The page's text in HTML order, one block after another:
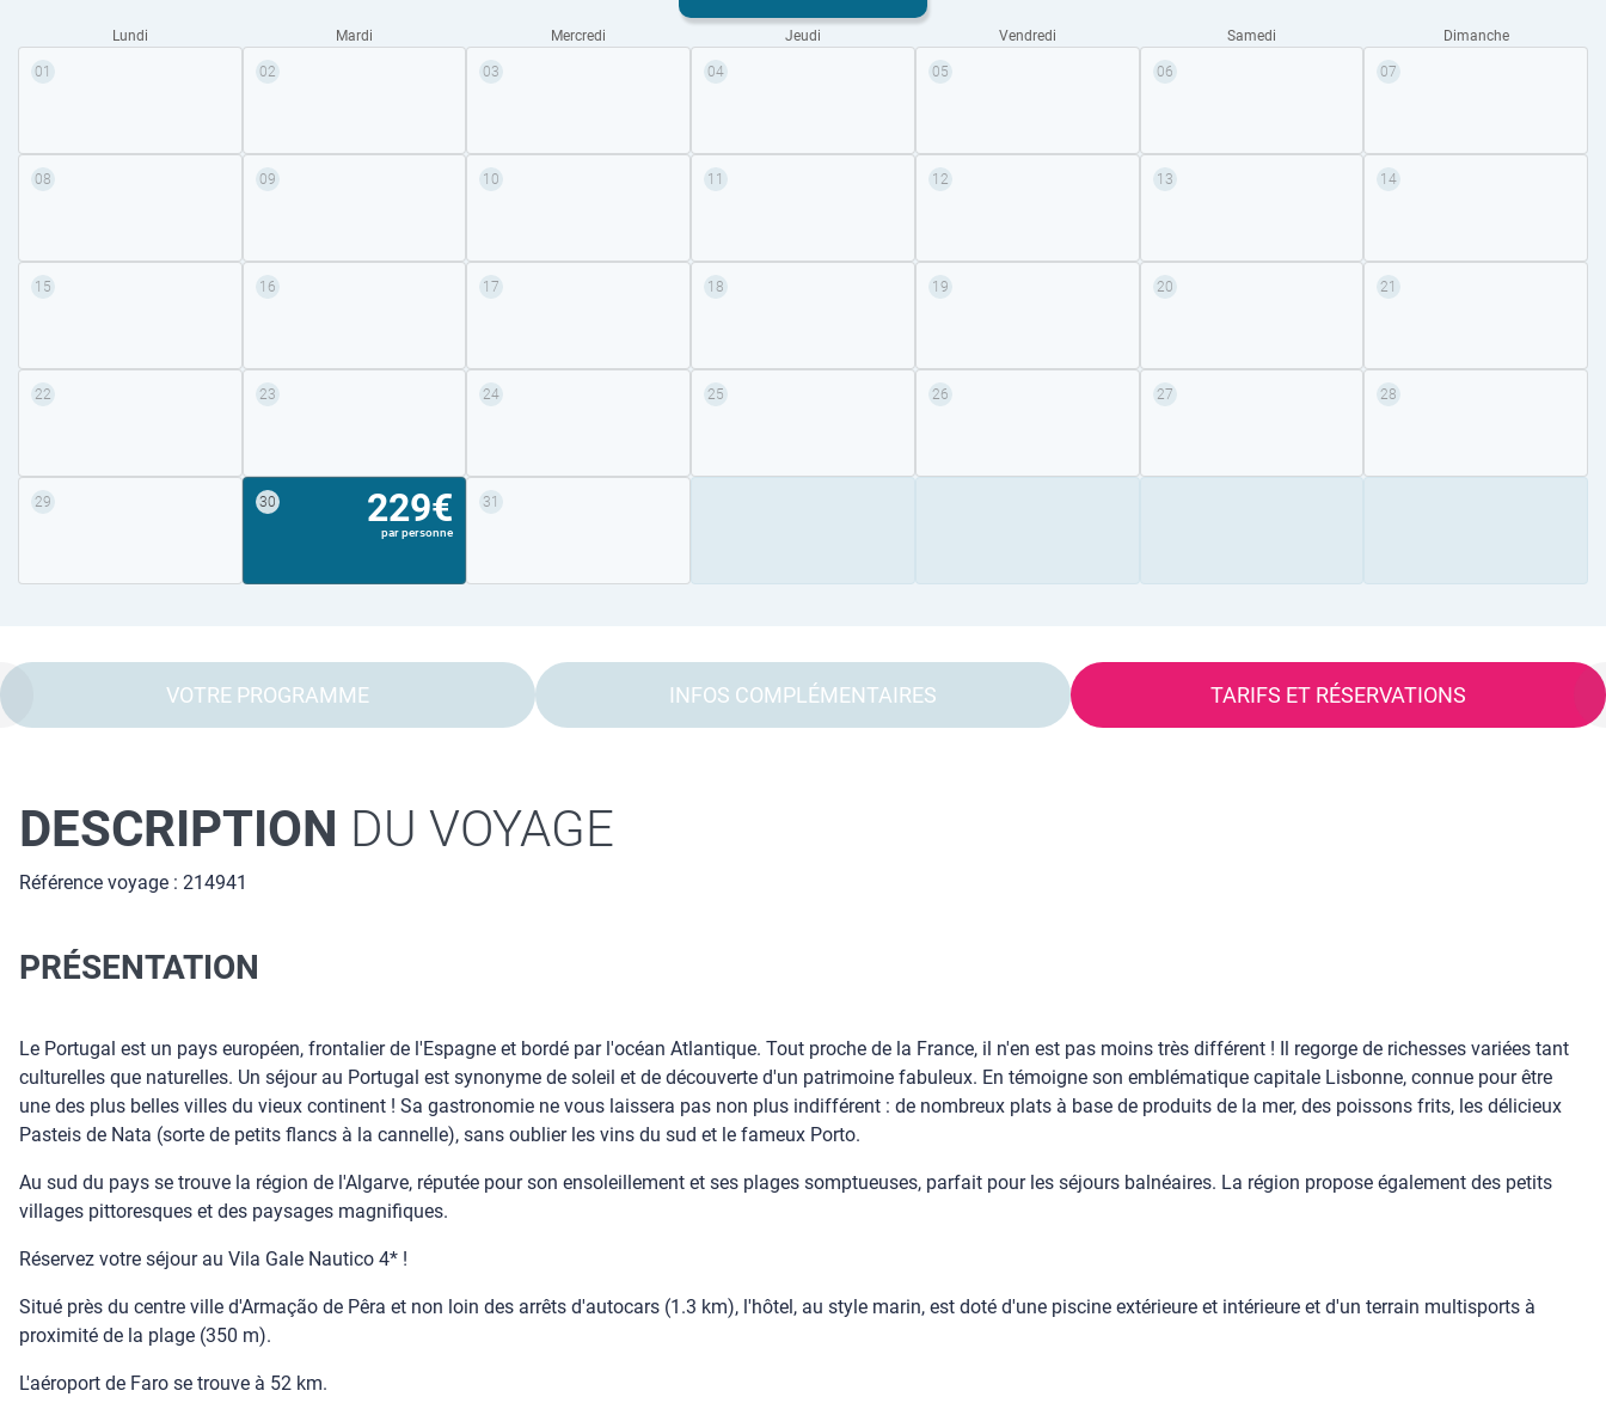
Lundi Mardi Mercredi Jeudi Vendredi Samedi Dimanche
01 02 03 04 05 06 07
08 09 10 11 12 13 14
15 16 17 18 19 20 21
22 23 24 25 26 27 28
29 30 229€
par personne
31
VOTRE PROGRAMME INFOS COMPLÉMENTAIRES TARIFS ET RÉSERVATIONS
DESCRIPTION DU VOYAGE
Référence voyage : 214941
PRÉSENTATION
Le Portugal est un pays européen, frontalier de l'Espagne et bordé par l'océan Atlantique. Tout proche de la France, il n'en est pas moins très différent ! Il regorge de richesses variées tant
culturelles que naturelles. Un séjour au Portugal est synonyme de soleil et de découverte d'un patrimoine fabuleux. En témoigne son emblématique capitale Lisbonne, connue pour être
une des plus belles villes du vieux continent ! Sa gastronomie ne vous laissera pas non plus indifférent : de nombreux plats à base de produits de la mer, des poissons frits, les délicieux
Pasteis de Nata (sorte de petits flancs à la cannelle), sans oublier les vins du sud et le fameux Porto.
Au sud du pays se trouve la région de l'Algarve, réputée pour son ensoleillement et ses plages somptueuses, parfait pour les séjours balnéaires. La région propose également des petits
villages pittoresques et des paysages magnifiques.
Réservez votre séjour au Vila Gale Nautico 4* !
Situé près du centre ville d'Armação de Pêra et non loin des arrêts d'autocars (1.3 km), l'hôtel, au style marin, est doté d'une piscine extérieure et intérieure et d'un terrain multisports à
proximité de la plage (350 m).
L'aéroport de Faro se trouve à 52 km.